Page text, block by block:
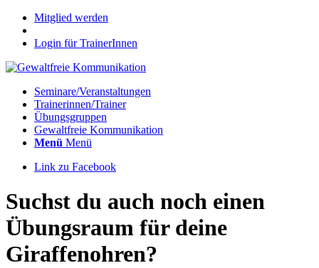
Mitglied werden
Login für TrainerInnen
Seminare/Veranstaltungen
Trainerinnen/Trainer
Übungsgruppen
Gewaltfreie Kommunikation
Menü Menü
Link zu Facebook
Suchst du auch noch einen
Übungsraum für deine
Giraffenohren?